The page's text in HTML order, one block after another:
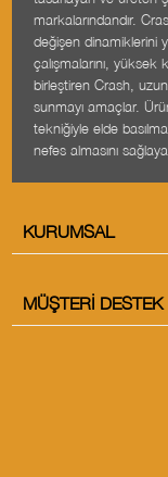
markalarındandır.
değişen dinamiklerini
çalışmalarını,
birleştiren Crash,
sunmayı amaçlar.
tekniğiyle elde
nefes almasını
KURUMSAL
MÜŞTERI DESTEK